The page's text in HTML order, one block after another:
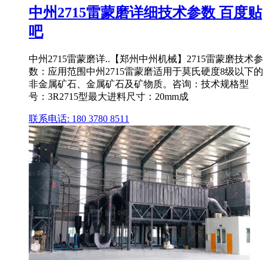
中州2715雷蒙磨详细技术参数 百度贴
吧
中州2715雷蒙磨详..【郑州中州机械】2715雷蒙磨技术参
数：应用范围中州2715雷蒙磨适用于莫氏硬度8级以下的
非金属矿石、金属矿石及矿物质。咨询：技术规格型
号：3R2715型最大进料尺寸：20mm成
联系电话: 180 3780 8511